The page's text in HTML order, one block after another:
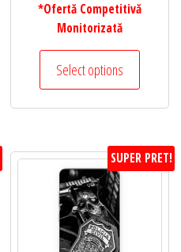
*Ofertă Competitivă
Monitorizată
Select options
SUPER PRET!